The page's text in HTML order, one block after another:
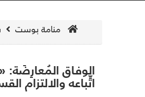
منامة بوست
الوفاق المُعارِضَة:
اتِّباعه والالتزام